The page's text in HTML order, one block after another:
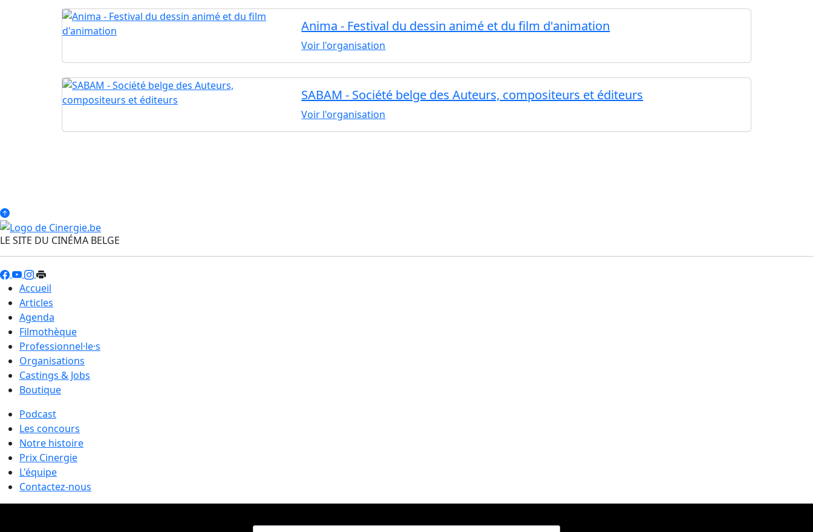
Anima - Festival du dessin animé et du film d'animation
Voir l'organisation
SABAM - Société belge des Auteurs, compositeurs et éditeurs
Voir l'organisation
LE SITE DU CINÉMA BELGE
Accueil
Articles
Agenda
Filmothèque
Professionnel·le·s
Organisations
Castings & Jobs
Boutique
Podcast
Les concours
Notre histoire
Prix Cinergie
L'équipe
Contactez-nous